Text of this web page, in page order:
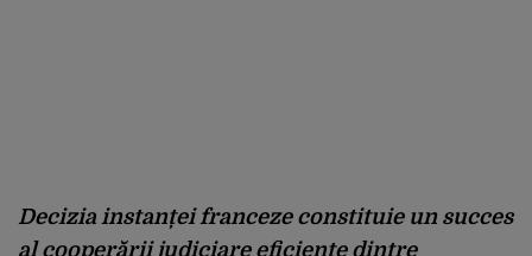
Decizia instanței franceze constituie un succes
al cooperării judiciare eficiente dintre